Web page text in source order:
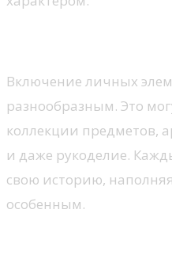
Включение личных
разнообразным. Это
коллекции предметов,
и даже рукоделие.
свою историю,
особенным.